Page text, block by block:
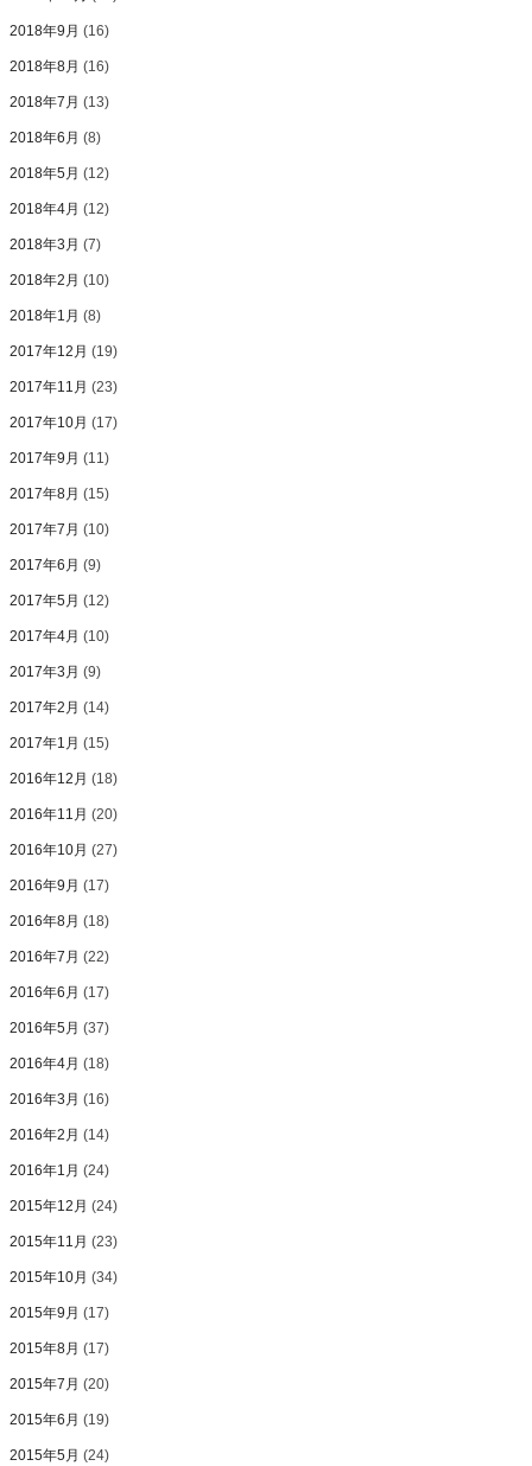
2018年9月 (16)
2018年8月 (16)
2018年7月 (13)
2018年6月 (8)
2018年5月 (12)
2018年4月 (12)
2018年3月 (7)
2018年2月 (10)
2018年1月 (8)
2017年12月 (19)
2017年11月 (23)
2017年10月 (17)
2017年9月 (11)
2017年8月 (15)
2017年7月 (10)
2017年6月 (9)
2017年5月 (12)
2017年4月 (10)
2017年3月 (9)
2017年2月 (14)
2017年1月 (15)
2016年12月 (18)
2016年11月 (20)
2016年10月 (27)
2016年9月 (17)
2016年8月 (18)
2016年7月 (22)
2016年6月 (17)
2016年5月 (37)
2016年4月 (18)
2016年3月 (16)
2016年2月 (14)
2016年1月 (24)
2015年12月 (24)
2015年11月 (23)
2015年10月 (34)
2015年9月 (17)
2015年8月 (17)
2015年7月 (20)
2015年6月 (19)
2015年5月 (24)